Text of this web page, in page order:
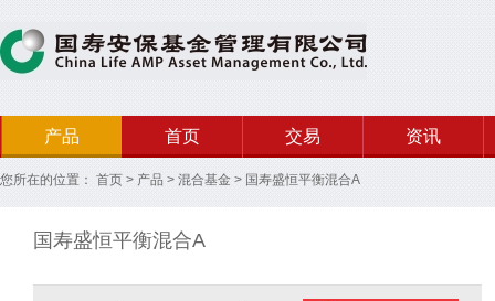
产品 首页 交易 资讯
您所在的位置： 首页 > 产品 > 混合基金 > 国寿盛恒平衡混合A
国寿盛恒平衡混合A